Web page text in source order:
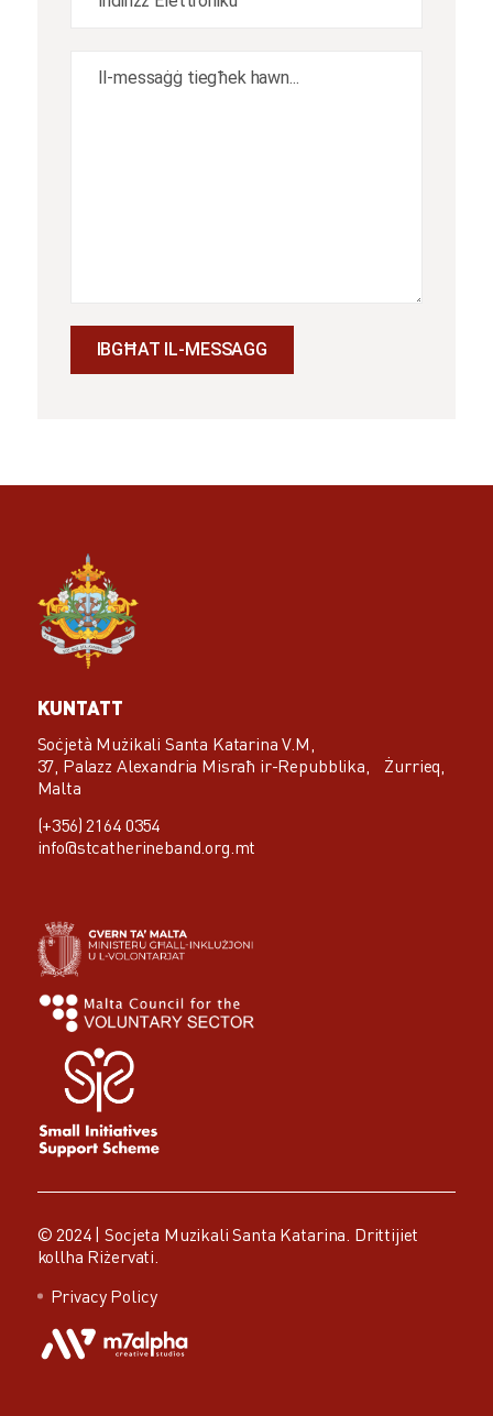
KUNTATT
Soċjetà Mużikali Santa Katarina V.M,
37, Palazz Alexandria Misraħ ir-Repubblika, Żurrieq,
Malta
(+356) 2164 0354
info@stcatherineband.org.mt
© 2024 |Socjeta Muzikali Santa Katarina. Drittijiet
kollha Riżervati.
Privacy Policy